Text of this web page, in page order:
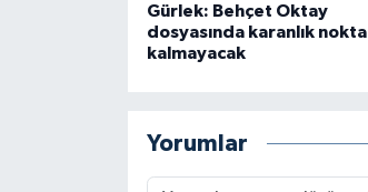
Gürlek: Behçet Oktay
dosyasında karanlık nokta
kalmayacak
Yorumlar